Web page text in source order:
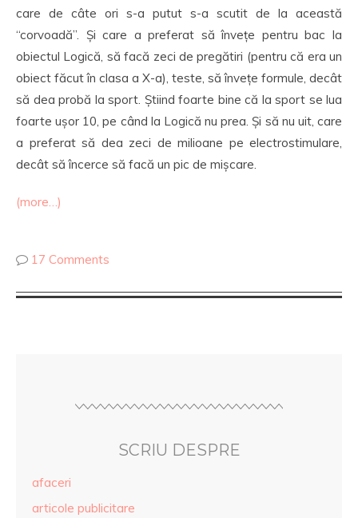
care de câte ori s-a putut s-a scutit de la această
“corvoadă”. Și care a preferat să învețe pentru bac la
obiectul Logică, să facă zeci de pregătiri (pentru că era un
obiect făcut în clasa a X-a), teste, să învețe formule, decât
să dea probă la sport. Știind foarte bine că la sport se lua
foarte ușor 10, pe când la Logică nu prea. Și să nu uit, care
a preferat să dea zeci de milioane pe electrostimulare,
decât să încerce să facă un pic de mișcare.
(more…)
17 Comments
SCRIU DESPRE
afaceri
articole publicitare